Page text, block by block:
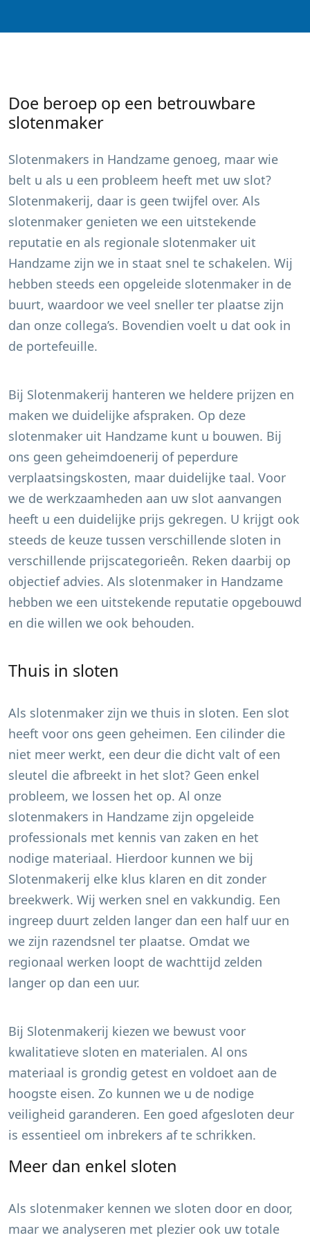
Doe beroep op een betrouwbare
slotenmaker
Slotenmakers in Handzame genoeg, maar wie
belt u als u een probleem heeft met uw slot?
Slotenmakerij, daar is geen twijfel over. Als
slotenmaker genieten we een uitstekende
reputatie en als regionale slotenmaker uit
Handzame zijn we in staat snel te schakelen. Wij
hebben steeds een opgeleide slotenmaker in de
buurt, waardoor we veel sneller ter plaatse zijn
dan onze collega’s. Bovendien voelt u dat ook in
de portefeuille.
Bij Slotenmakerij hanteren we heldere prijzen en
maken we duidelijke afspraken. Op deze
slotenmaker uit Handzame kunt u bouwen. Bij
ons geen geheimdoenerij of peperdure
verplaatsingskosten, maar duidelijke taal. Voor
we de werkzaamheden aan uw slot aanvangen
heeft u een duidelijke prijs gekregen. U krijgt ook
steeds de keuze tussen verschillende sloten in
verschillende prijscategorieên. Reken daarbij op
objectief advies. Als slotenmaker in Handzame
hebben we een uitstekende reputatie opgebouwd
en die willen we ook behouden.
Thuis in sloten
Als slotenmaker zijn we thuis in sloten. Een slot
heeft voor ons geen geheimen. Een cilinder die
niet meer werkt, een deur die dicht valt of een
sleutel die afbreekt in het slot? Geen enkel
probleem, we lossen het op. Al onze
slotenmakers in Handzame zijn opgeleide
professionals met kennis van zaken en het
nodige materiaal. Hierdoor kunnen we bij
Slotenmakerij elke klus klaren en dit zonder
breekwerk. Wij werken snel en vakkundig. Een
ingreep duurt zelden langer dan een half uur en
we zijn razendsnel ter plaatse. Omdat we
regionaal werken loopt de wachttijd zelden
langer op dan een uur.
Bij Slotenmakerij kiezen we bewust voor
kwalitatieve sloten en materialen. Al ons
materiaal is grondig getest en voldoet aan de
hoogste eisen. Zo kunnen we u de nodige
veiligheid garanderen. Een goed afgesloten deur
is essentieel om inbrekers af te schrikken.
Meer dan enkel sloten
Als slotenmaker kennen we sloten door en door,
maar we analyseren met plezier ook uw totale